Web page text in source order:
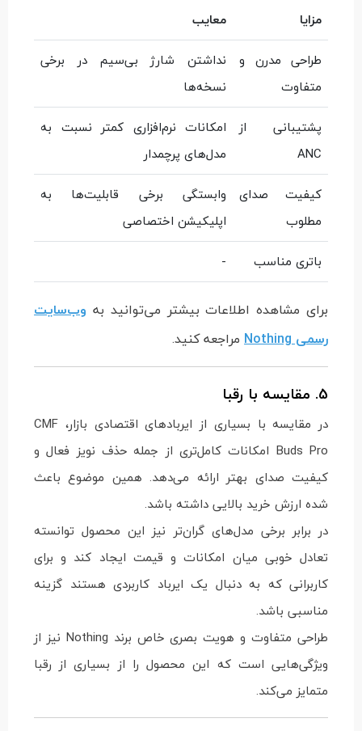
مزایا
معایب
طراحی مدرن و
متفاوت
نداشتن شارژ بی‌سیم در برخی
نسخه‌ها
پشتیبانی از
ANC
امکانات نرم‌افزاری کمتر نسبت به
مدل‌های پرچمدار
کیفیت صدای
مطلوب
وابستگی برخی قابلیت‌ها به
اپلیکیشن اختصاصی
باتری مناسب
-
برای مشاهده اطلاعات بیشتر می‌توانید به وب‌سایت
رسمی Nothing
مراجعه کنید.
5. مقایسه با رقبا
در مقایسه با بسیاری از ایربادهای اقتصادی بازار، CMF
Buds Pro امکانات کامل‌تری از جمله حذف نویز فعال و
کیفیت صدای بهتر ارائه می‌دهد. همین موضوع باعث
شده ارزش خرید بالایی داشته باشد.
در برابر برخی مدل‌های گران‌تر نیز این محصول توانسته
تعادل خوبی میان امکانات و قیمت ایجاد کند و برای
کاربرانی که به دنبال یک ایرباد کاربردی هستند گزینه
مناسبی باشد.
طراحی متفاوت و هویت بصری خاص برند Nothing نیز از
ویژگی‌هایی است که این محصول را از بسیاری از رقبا
متمایز می‌کند.